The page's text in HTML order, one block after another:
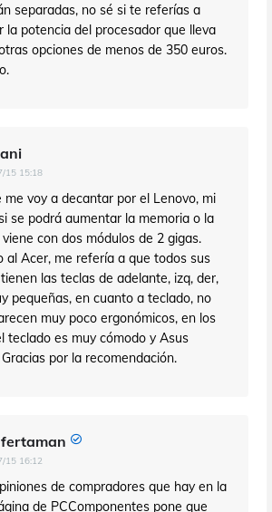
separadas, no sé si te referías a
la potencia del procesador que lleva
opciones de menos de 350 euros.
15 15:18
me voy a decantar por el Lenovo, mi
se podrá aumentar la memoria o la
con dos módulos de 2 gigas.
al Acer, me refería a que todos sus
las teclas de adelante, izq, der,
pequeñas, en cuanto a teclado, no
muy poco ergonómicos, en los
teclado es muy cómodo y Asus
por la recomendación.
15 16:12
de compradores que hay en la
de PCComponentes pone que